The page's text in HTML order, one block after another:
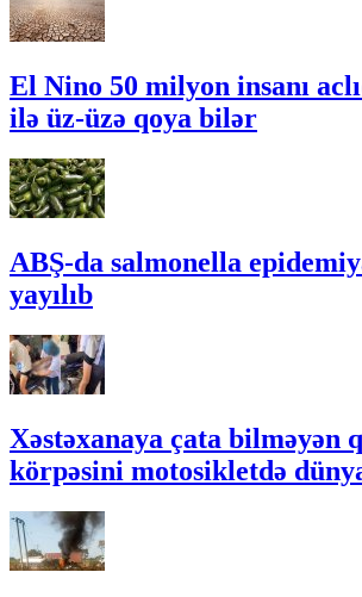
El Nino 50 milyon insanı
ilə üz-üzə qoya bilər
ABŞ-da salmonella
yayılıb
Xəstəxanaya çata bilməyən
körpəsini motosikletdə